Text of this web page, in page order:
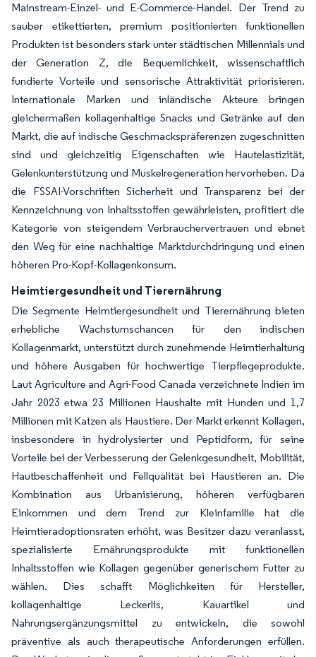
Mainstream-Einzel- und E-Commerce-Handel. Der Trend zu
sauber etikettierten, premium positionierten funktionellen
Produkten ist besonders stark unter städtischen Millennials und
der Generation Z, die Bequemlichkeit, wissenschaftlich
fundierte Vorteile und sensorische Attraktivität priorisieren.
Internationale Marken und inländische Akteure bringen
gleichermaßen kollagenhaltige Snacks und Getränke auf den
Markt, die auf indische Geschmackspräferenzen zugeschnitten
sind und gleichzeitig Eigenschaften wie Hautelastizität,
Gelenkunterstützung und Muskelregeneration hervorheben. Da
die FSSAI-Vorschriften Sicherheit und Transparenz bei der
Kennzeichnung von Inhaltsstoffen gewährleisten, profitiert die
Kategorie von steigendem Verbrauchervertrauen und ebnet
den Weg für eine nachhaltige Marktdurchdringung und einen
höheren Pro-Kopf-Kollagenkonsum.
Heimtiergesundheit und Tierernährung
Die Segmente Heimtiergesundheit und Tierernährung bieten
erhebliche Wachstumschancen für den indischen
Kollagenmarkt, unterstützt durch zunehmende Heimtierhaltung
und höhere Ausgaben für hochwertige Tierpflegeprodukte.
Laut Agriculture and Agri-Food Canada verzeichnete Indien im
Jahr 2023 etwa 23 Millionen Haushalte mit Hunden und 1,7
Millionen mit Katzen als Haustiere. Der Markt erkennt Kollagen,
insbesondere in hydrolysierter und Peptidform, für seine
Vorteile bei der Verbesserung der Gelenkgesundheit, Mobilität,
Hautbeschaffenheit und Fellqualität bei Haustieren an. Die
Kombination aus Urbanisierung, höheren verfügbaren
Einkommen und dem Trend zur Kleinfamilie hat die
Heimtieradoptionsraten erhöht, was Besitzer dazu veranlasst,
spezialisierte Ernährungsprodukte mit funktionellen
Inhaltsstoffen wie Kollagen gegenüber generischem Futter zu
wählen. Dies schafft Möglichkeiten für Hersteller,
kollagenhaltige Leckerlis, Kauartikel und
Nahrungsergänzungsmittel zu entwickeln, die sowohl
präventive als auch therapeutische Anforderungen erfüllen.